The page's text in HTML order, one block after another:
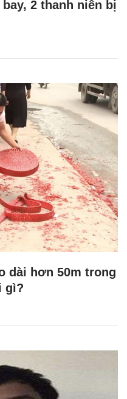
2 thanh niên bị
dài hơn 50m trong
gì?